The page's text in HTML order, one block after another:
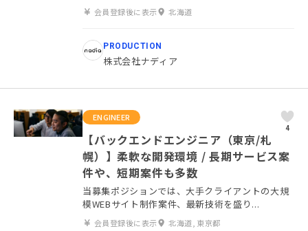
会員登録後に表示 北海道
PRODUCTION
株式会社ナディア
ENGINEER
4
【バックエンドエンジニア（東京/札
幌）】柔軟な開発環境 / 長期サービス案
件や、短期案件も多数
当募集ポジションでは、大手クライアントの大規
模WEBサイト制作案件、最新技術を盛り...
会員登録後に表示 北海道, 東京都